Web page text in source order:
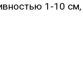
1-10